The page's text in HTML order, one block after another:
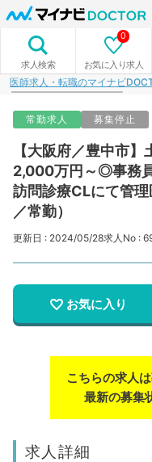
求人検索 お気に入り求人
0
医師求人・転職のマイナビ
常勤求人 募集停止
【大阪府／豊中市
2,000万円～◎事務
訪問診療CLにて管
／常勤）
更新日 : 2024/05/28求人No :
お気に入り
こちらの求人
最新の募集
求人詳細